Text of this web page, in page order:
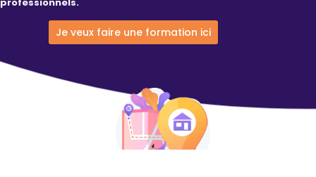
Je veux faire une formation ici